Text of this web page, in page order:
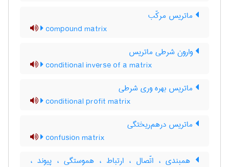
ماتریس مرکّب
compound matrix
وارون شرطی ماتریس
conditional inverse of a matrix
ماتریس بهره وری شرطی
conditional profit matrix
ماتریس درهم‌ریختگی
confusion matrix
همبندی ، اتّصال ، ارتباط ، هموستگی ، پیوند ،